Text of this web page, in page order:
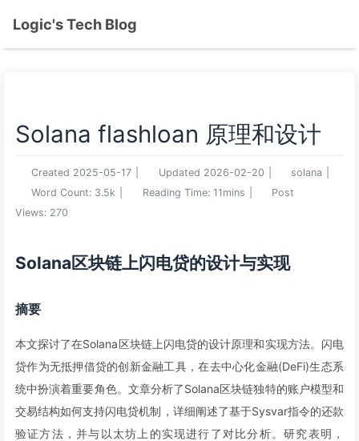
Logic's Tech Blog
Solana flashloan 原理和设计
Created 2025-05-17 Updated 2026-02-20 solana
Word Count: 3.5k Reading Time: 11mins
Post
Views: 270
Solana区块链上闪电贷的设计与实现
摘要
本文探讨了在Solana区块链上闪电贷的设计原理和实现方法。闪电
贷作为无抵押借贷的创新金融工具，在去中心化金融(DeFi)生态系
统中扮演着重要角色。文章分析了Solana区块链独特的账户模型和
交易结构如何支持闪电贷机制，详细阐述了基于Sysvar指令的还款
验证方法，并与以太坊上的实现进行了对比分析。研究表明，